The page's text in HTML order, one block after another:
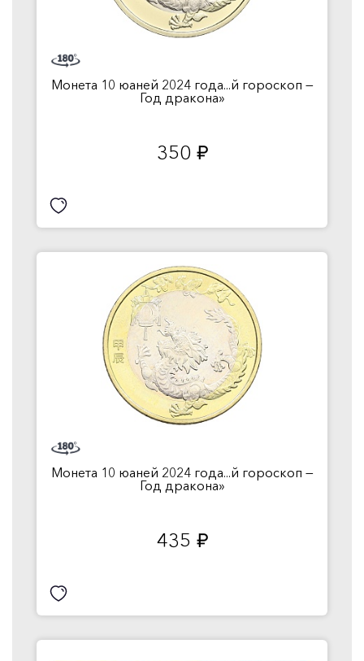
Монета 10 юаней 2024 года...й гороскоп —
Год дракона»
350 руб.
Монета 10 юаней 2024 года...й гороскоп —
Год дракона»
435 руб.